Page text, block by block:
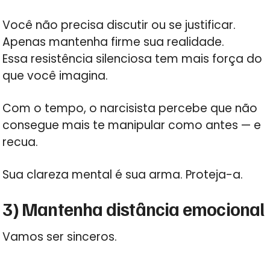
Você não precisa discutir ou se justificar.
Apenas mantenha firme sua realidade.
Essa resistência silenciosa tem mais força do
que você imagina.
Com o tempo, o narcisista percebe que não
consegue mais te manipular como antes — e
recua.
Sua clareza mental é sua arma. Proteja-a.
3) Mantenha distância emocional
Vamos ser sinceros.